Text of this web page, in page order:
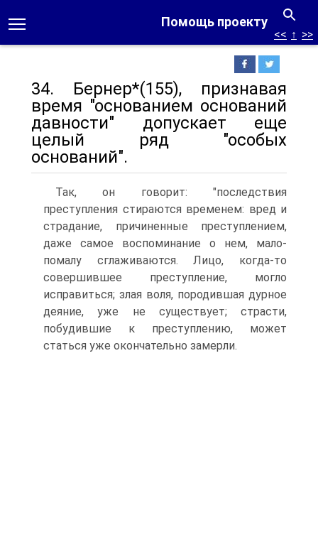
Помощь проекту
<< ↑ >>
34. Бернер*(155), признавая
время "основанием оснований
давности" допускает еще
целый ряд "особых
оснований".
Так, он говорит: "последствия
преступления стираются временем: вред и
страдание, причиненные преступлением,
даже самое воспоминание о нем, мало-
помалу сглаживаются. Лицо, когда-то
совершившее преступление, могло
исправиться; злая воля, породившая дурное
деяние, уже не существует; страсти,
побудившие к преступлению, может
статься уже окончательно замерли.